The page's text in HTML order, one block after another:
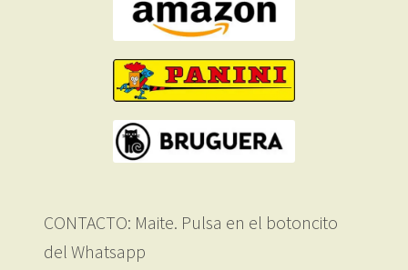
CONTACTO: Maite. Pulsa en el botoncito
del Whatsapp